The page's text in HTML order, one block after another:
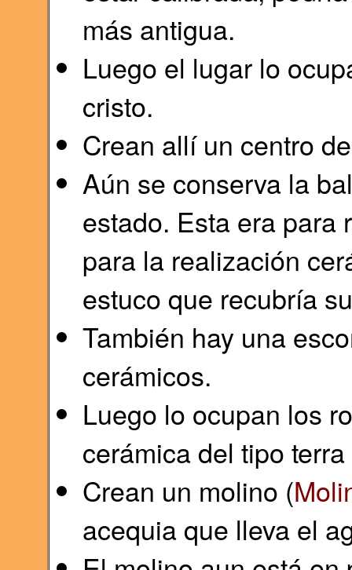
más antigua.
Luego el lugar lo
cristo.
Crean allí un centro
Aún se conserva la
estado. Esta era para
para la realización
estuco que recubría
También hay una
cerámicos.
Luego lo ocupan los
cerámica del tipo
Crean un molino (
acequia que lleva el